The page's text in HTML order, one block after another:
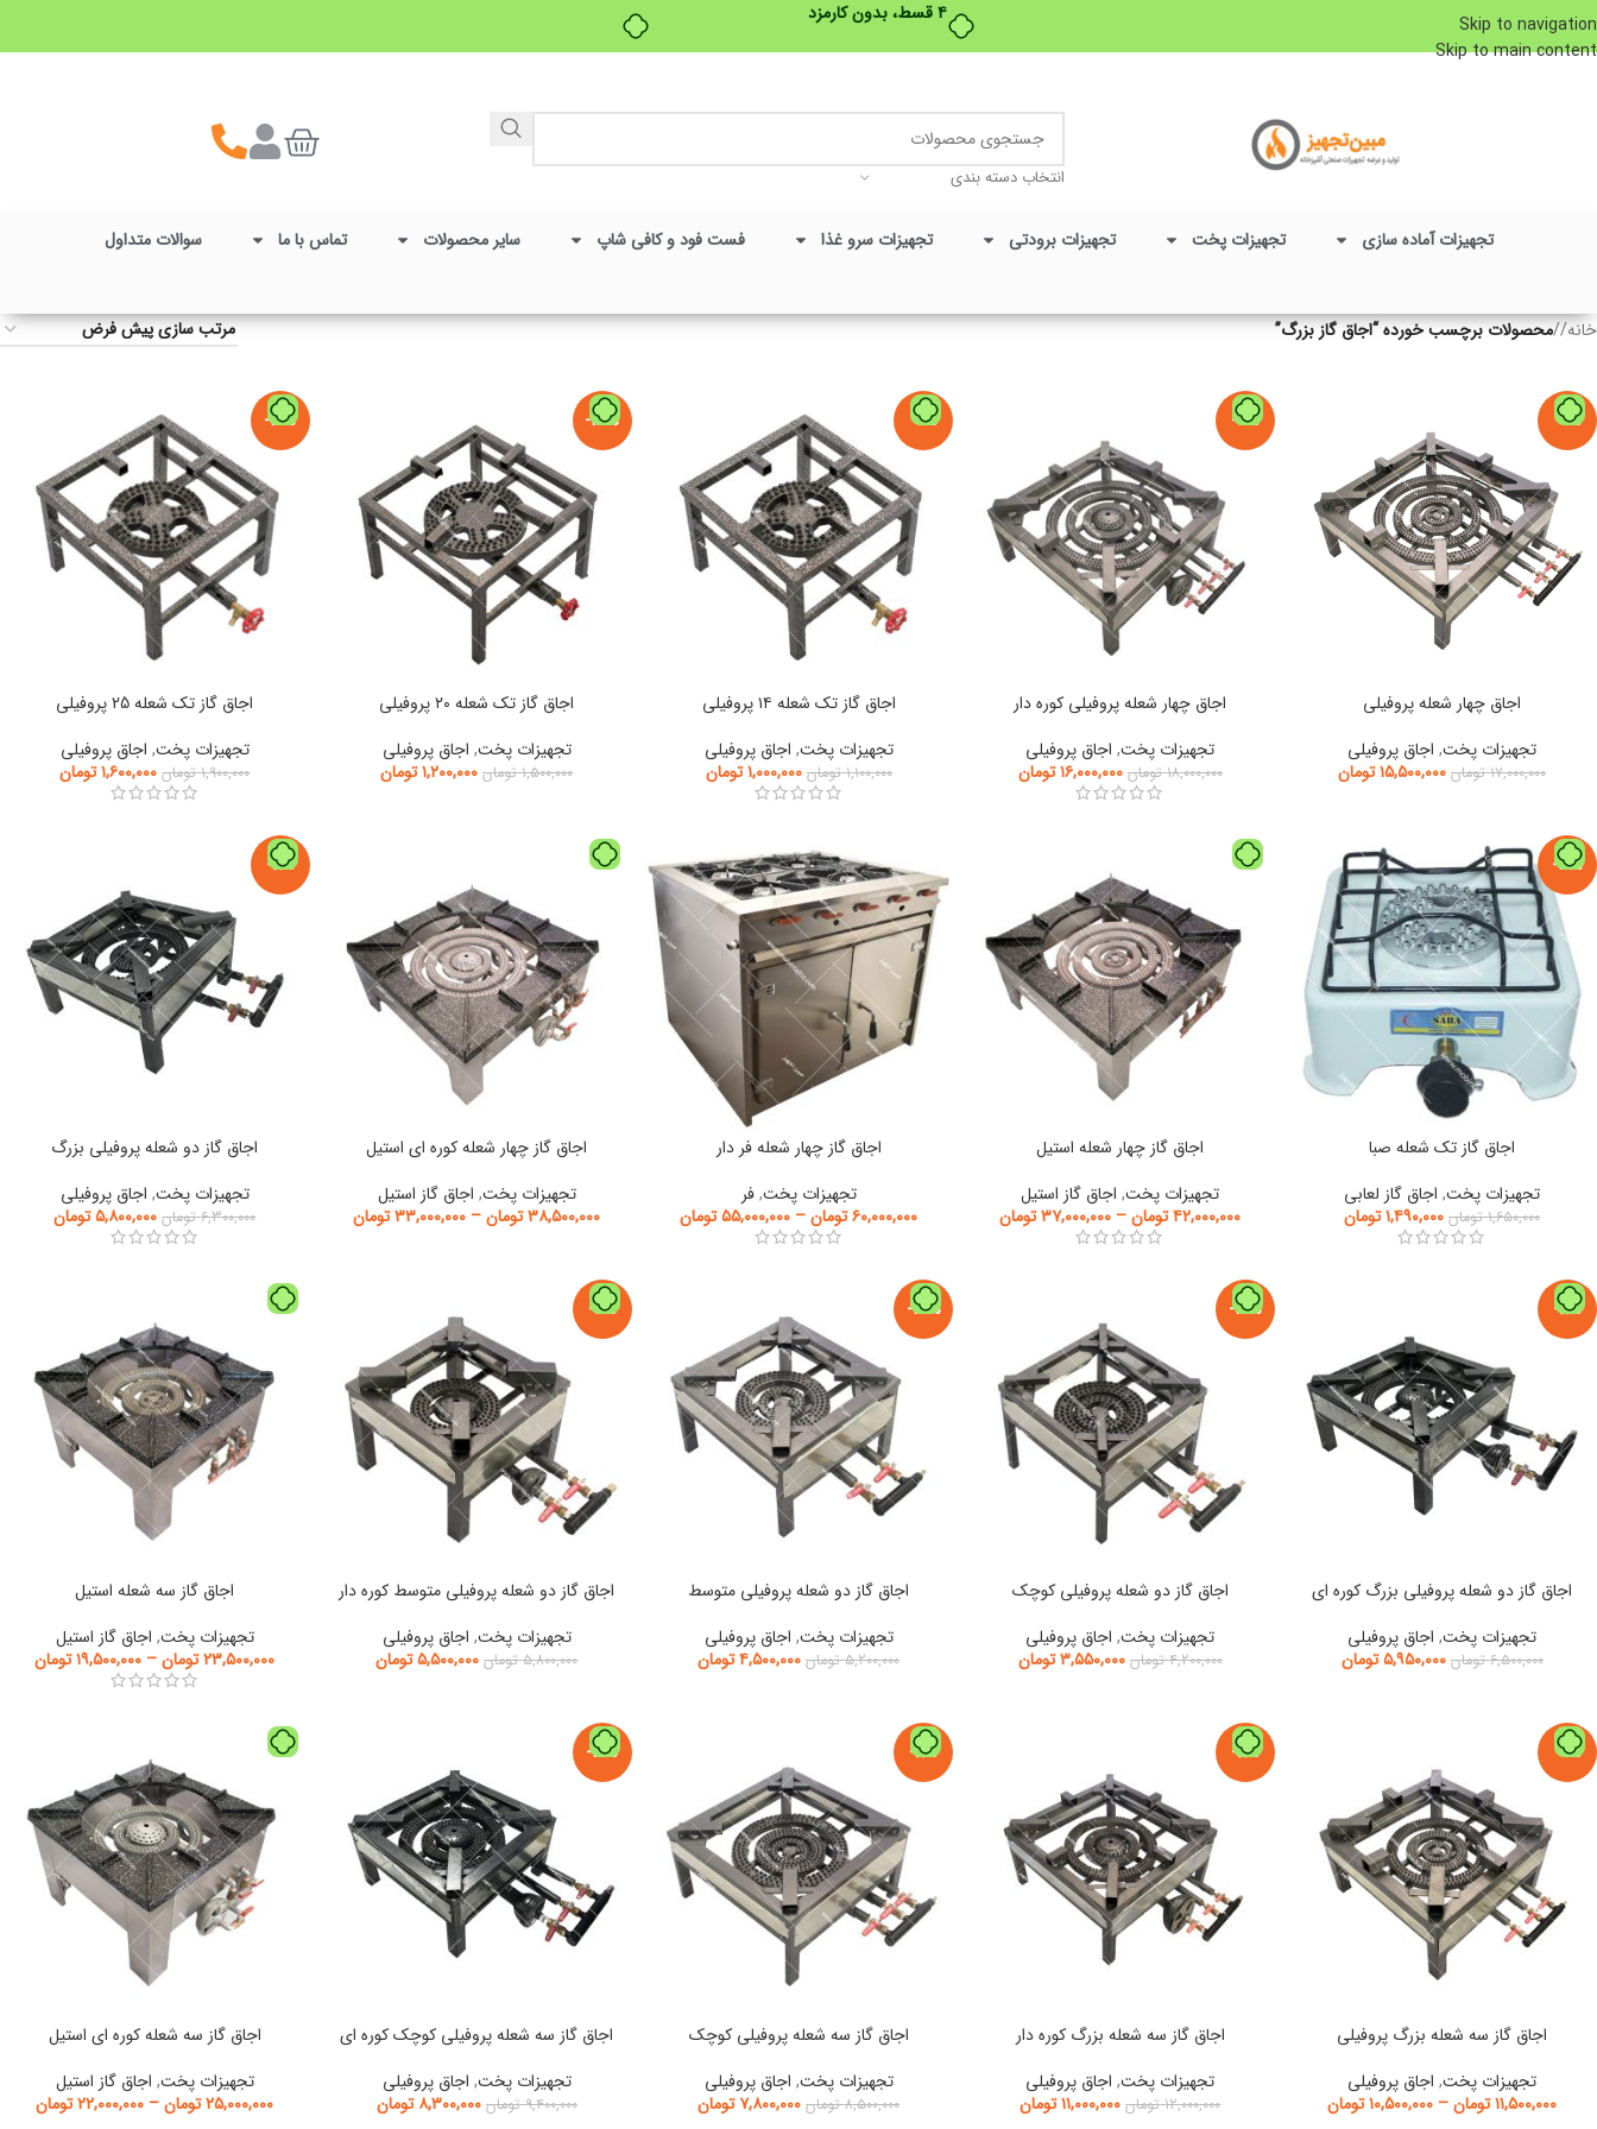
۴ قسط، بدون کارمزد
Skip to navigation
Skip to main content
انتخاب دسته بندی
تجهیزات آماده سازی تجهیزات پخت تجهیزات برودتی تجهیزات سرو غذا فست فود و کافی شاپ سایر محصولات تماس با ما سوالات متداول
خانه/ محصولات برچسب خورده “اجاق گاز بزرگ”
-9%
اجاق چهار شعله پروفیلی
تجهیزات پخت, اجاق پروفیلی
۱۷,۰۰۰,۰۰۰ تومان ۱۵,۵۰۰,۰۰۰تومان
-11%
اجاق چهار شعله پروفیلی کوره دار
تجهیزات پخت, اجاق پروفیلی
۱۸,۰۰۰,۰۰۰ تومان ۱۶,۰۰۰,۰۰۰تومان
-9%
اجاق گاز تک شعله ۱۴ پروفیلی
تجهیزات پخت, اجاق پروفیلی
۱,۱۰۰,۰۰۰ تومان ۱,۰۰۰,۰۰۰ تومان
-20%
اجاق گاز تک شعله ۲۰ پروفیلی
تجهیزات پخت, اجاق پروفیلی
۱,۵۰۰,۰۰۰ تومان ۱,۲۰۰,۰۰۰تومان
-16%
اجاق گاز تک شعله 25 پروفیلی
تجهیزات پخت, اجاق پروفیلی
۱,۹۰۰,۰۰۰ تومان ۱,۶۰۰,۰۰۰تومان
-10%
اجاق گاز تک شعله صبا
تجهیزات پخت, اجاق گاز لعابی
۱,۶۵۰,۰۰۰ تومان ۱,۴۹۰,۰۰۰تومان
اجاق گاز چهار شعله استیل
تجهیزات پخت, اجاق گاز استیل
۴۲,۰۰۰,۰۰۰تومان– ۳۷,۰۰۰,۰۰۰تومان
اجاق گاز چهار شعله فر دار
تجهیزات پخت, فر
۶۰,۰۰۰,۰۰۰تومان– ۵۵,۰۰۰,۰۰۰تومان
اجاق گاز چهار شعله کوره ای استیل
تجهیزات پخت, اجاق گاز استیل
۳۸,۵۰۰,۰۰۰تومان– ۳۳,۰۰۰,۰۰۰تومان
-8%
اجاق گاز دو شعله پروفیلی بزرگ
تجهیزات پخت, اجاق پروفیلی
۶,۳۰۰,۰۰۰ تومان ۵,۸۰۰,۰۰۰تومان
-8%
اجاق گاز دو شعله پروفیلی بزرگ کوره ای
تجهیزات پخت, اجاق پروفیلی
۶,۵۰۰,۰۰۰ تومان ۵,۹۵۰,۰۰۰تومان
-15%
اجاق گاز دو شعله پروفیلی کوچک
تجهیزات پخت, اجاق پروفیلی
۴,۲۰۰,۰۰۰ تومان ۳,۵۵۰,۰۰۰تومان
-13%
اجاق گاز دو شعله پروفیلی متوسط
تجهیزات پخت, اجاق پروفیلی
۵,۲۰۰,۰۰۰ تومان ۴,۵۰۰,۰۰۰تومان
-5%
اجاق گاز دو شعله پروفیلی متوسط کوره دار
تجهیزات پخت, اجاق پروفیلی
۵,۸۰۰,۰۰۰ تومان ۵,۵۰۰,۰۰۰تومان
اجاق گاز سه شعله استیل
تجهیزات پخت, اجاق گاز استیل
۲۳,۵۰۰,۰۰۰تومان – ۱۹,۵۰۰,۰۰۰تومان
-9%
اجاق گاز سه شعله بزرگ پروفیلی
تجهیزات پخت, اجاق پروفیلی
۱۱,۵۰۰,۰۰۰تومان– ۱۰,۵۰۰,۰۰۰تومان
-8%
اجاق گاز سه شعله بزرگ کوره دار
تجهیزات پخت, اجاق پروفیلی
۱۲,۰۰۰,۰۰۰ تومان ۱۱,۰۰۰,۰۰۰تومان
-8%
اجاق گاز سه شعله پروفیلی کوچک
تجهیزات پخت, اجاق پروفیلی
۸,۵۰۰,۰۰۰ تومان ۷,۸۰۰,۰۰۰ تومان
-12%
اجاق گاز سه شعله پروفیلی کوچک کوره ای
تجهیزات پخت, اجاق پروفیلی
۹,۴۰۰,۰۰۰ تومان ۸,۳۰۰,۰۰۰ تومان
اجاق گاز سه شعله کوره ای استیل
تجهیزات پخت, اجاق گاز استیل
۲۵,۰۰۰,۰۰۰تومان – ۲۲,۰۰۰,۰۰۰تومان